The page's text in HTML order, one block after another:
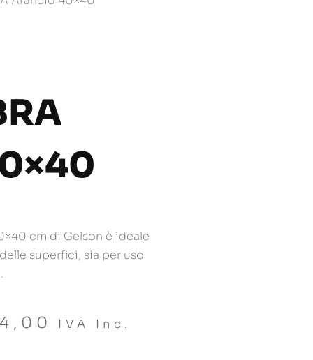
cm di Gelson è ideale
superfici, sia per uso
IVA Inc.